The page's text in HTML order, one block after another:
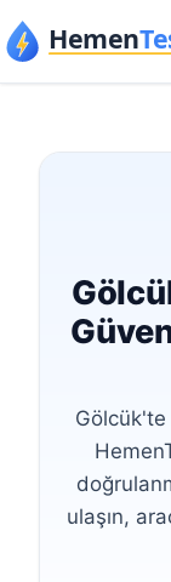
İçeriğe geç
Gölcük'te
ulaşın,